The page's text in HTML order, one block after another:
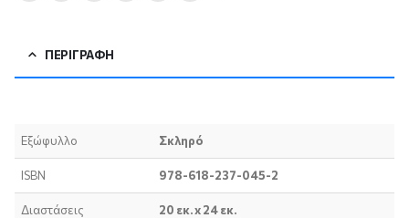
ΠΕΡΙΓΡΑΦΉ
Εξώφυλλο Σκληρό
ISBN 978-618-237-045-2
Διαστάσεις 20 εκ. x 24 εκ.